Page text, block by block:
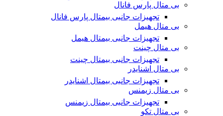
بی متال پارس فانال
تجهیزات جانبی بیمتال پارس فانال
بی متال هیمل
تجهیزات جانبی بیمتال هیمل
بی متال چینت
تجهیزات جانبی بیمتال چینت
بی متال اشنایدر
تجهیزات جانبی بیمتال اشنایدر
بی متال زیمنس
تجهیزات جانبی بیمتال زیمنس
بی متال تکو